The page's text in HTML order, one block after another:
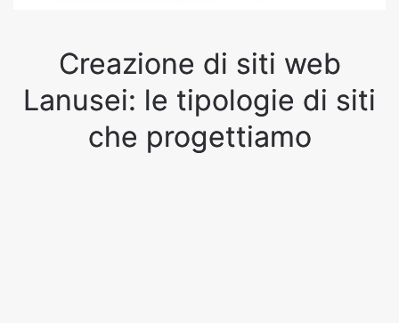
Creazione di siti web
Lanusei: le tipologie di siti
che progettiamo